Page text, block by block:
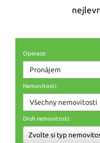
Operace:
Pronájem
Nemovitosti:
Všechny nemovitosti
Druh nemovitosti:
Zvolte si typ